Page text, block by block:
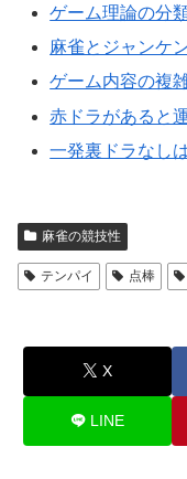
ゲーム理論の分
麻雀とジャンケ
ゲーム内容の複
赤ドラがあると
一発裏ドラなし
麻雀の競技性
テンパイ 点棒
X
LINE